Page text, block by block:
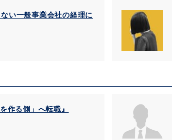
い一般事業会社の経理に
作る側」へ転職』